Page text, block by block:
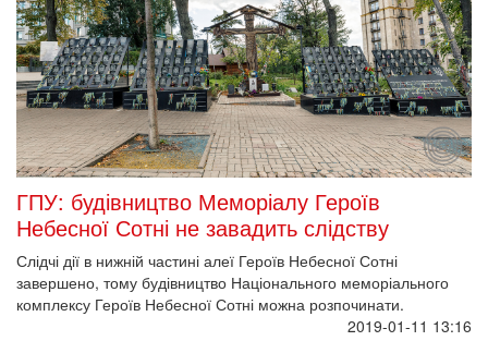
ГПУ: будівництво Меморіалу Героїв
Небесної Сотні не завадить слідству
Слідчі дії в нижній частині алеї Героїв Небесної Сотні
завершено, тому будівництво Національного меморіального
комплексу Героїв Небесної Сотні можна розпочинати.
2019-01-11 13:16